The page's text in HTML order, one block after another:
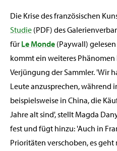
Die Krise des französischen
Studie (PDF) des
für Le Monde (Paywall)
kommt ein weiteres
Verjüngung der Sammler. 'Wir
Leute anzusprechen, während
beispielsweise in China, die
Jahre alt sind', stellt Magda
fest und fügt hinzu: 'Auch in
Prioritäten verschoben, es geht